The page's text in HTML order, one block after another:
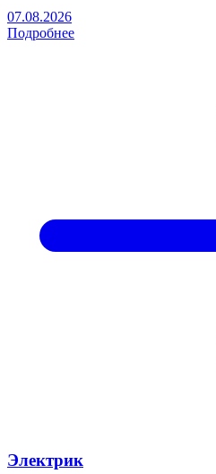
07.08.2026
Подробнее
Электрик